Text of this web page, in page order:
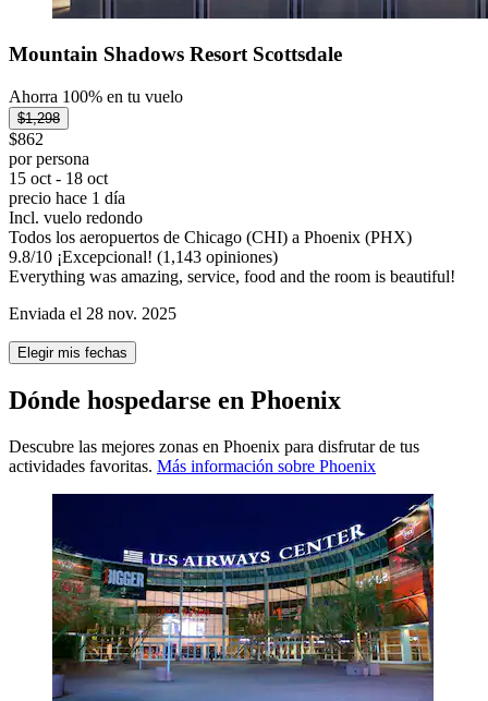
Mountain Shadows Resort Scottsdale
Ahorra 100% en tu vuelo
$1,298
$862
por persona
15 oct - 18 oct
precio hace 1 día
Incl. vuelo redondo
Todos los aeropuertos de Chicago (CHI) a Phoenix (PHX)
9.8/10 ¡Excepcional! (1,143 opiniones)
Everything was amazing, service, food and the room is beautiful!
Enviada el 28 nov. 2025
Elegir mis fechas
Dónde hospedarse en Phoenix
Descubre las mejores zonas en Phoenix para disfrutar de tus
actividades favoritas. Más información sobre Phoenix